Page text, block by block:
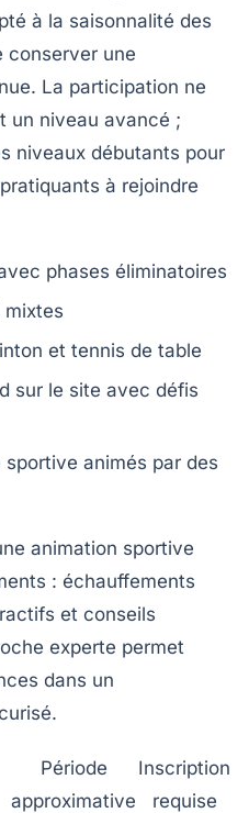
à la saisonnalité des
une
La participation ne
un niveau avancé ;
niveaux débutants pour
à rejoindre
phases éliminatoires
mixtes
et tennis de table
sur le site avec défis
animés par des
animation sportive
: échauffements
et conseils
experte permet
dans un
Période
approximative
Inscription
requise